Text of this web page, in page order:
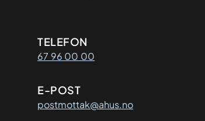
Kontaktinformasjon
TELEFON
67 96 00 00
E-POST
postmottak@ahus.no